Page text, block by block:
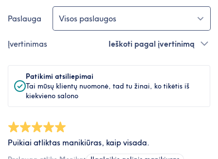
Paslauga Visos paslaugos
Įvertinimas Ieškoti pagal įvertinimą
Patikimi atsiliepimai
Tai mūsų klientų nuomonė, tad tu žinai, ko tikėtis iš
kiekvieno salono
Puikiai atliktas manikiūras, kaip visada.